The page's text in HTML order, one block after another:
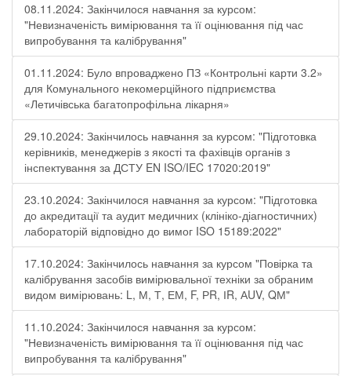
08.11.2024: Закінчилося навчання за курсом:
"Невизначеність вимірювання та її оцінювання під час
випробування та калібрування"
01.11.2024: Було впроваджено ПЗ «Контрольні карти 3.2»
для Комунального некомерційного підприємства
«Летичівська багатопрофільна лікарня»
29.10.2024: Закінчилось навчання за курсом: "Підготовка
керівників, менеджерів з якості та фахівців органів з
інспектування за ДСТУ EN ISO/IEC 17020:2019"
23.10.2024: Закінчилося навчання за курсом: "Підготовка
до акредитації та аудит медичних (клініко-діагностичних)
лабораторій відповідно до вимог ISO 15189:2022"
17.10.2024: Закінчилось навчання за курсом "Повірка та
калібрування засобів вимірювальної техніки за обраним
видом вимірювань: L, М, Т, ЕМ, F, РR, ІR, АUV, QМ"
11.10.2024: Закінчилося навчання за курсом:
"Невизначеність вимірювання та її оцінювання під час
випробування та калібрування"